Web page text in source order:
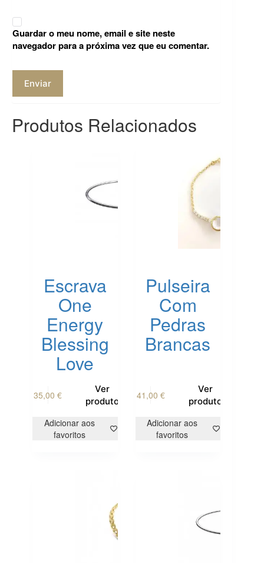
Guardar o meu nome, email e site neste
navegador para a próxima vez que eu comentar.
Enviar
Produtos Relacionados
Escrava
One
Energy
Blessing
Love
35,00€
Ver
produto
Adicionar aos
favoritos
Pulseira
Com
Pedras
Brancas
41,00 €
Ver
produto
product
multiple
variants.
Adicionar aos
favoritos